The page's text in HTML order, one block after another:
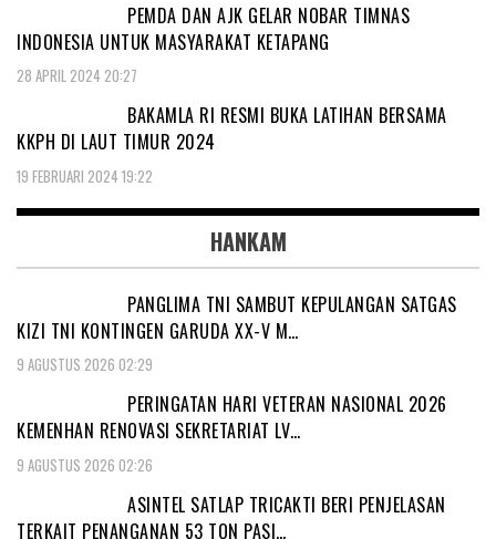
PEMDA DAN AJK GELAR NOBAR TIMNAS
INDONESIA UNTUK MASYARAKAT KETAPANG
28 APRIL 2024 20:27
BAKAMLA RI RESMI BUKA LATIHAN BERSAMA
KKPH DI LAUT TIMUR 2024
19 FEBRUARI 2024 19:22
HANKAM
PANGLIMA TNI SAMBUT KEPULANGAN SATGAS
KIZI TNI KONTINGEN GARUDA XX-V M…
9 AGUSTUS 2026 02:29
PERINGATAN HARI VETERAN NASIONAL 2026
KEMENHAN RENOVASI SEKRETARIAT LV…
9 AGUSTUS 2026 02:26
ASINTEL SATLAP TRICAKTI BERI PENJELASAN
TERKAIT PENANGANAN 53 TON PASI…